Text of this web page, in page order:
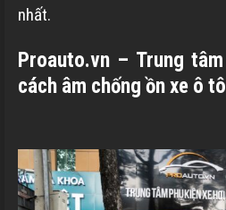
nhất.
Proauto.vn – Trung
cách âm chống ồn xe ô